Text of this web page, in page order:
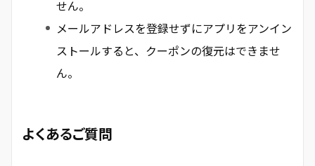
せん。
メールアドレスを登録せずにアプリをアンイン
ストールすると、クーポンの復元はできませ
ん。
よくあるご質問